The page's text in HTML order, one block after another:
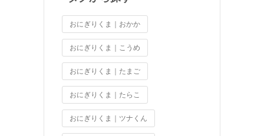
おにぎりくま｜おかか
おにぎりくま｜こうめ
おにぎりくま｜たまご
おにぎりくま｜たらこ
おにぎりくま｜ツナくん